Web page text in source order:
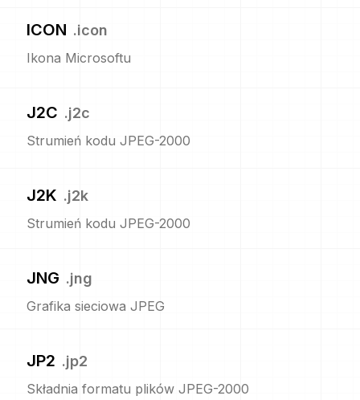
ICON .icon
Ikona Microsoftu
J2C .j2c
Strumień kodu JPEG-2000
J2K .j2k
Strumień kodu JPEG-2000
JNG .jng
Grafika sieciowa JPEG
JP2 .jp2
Składnia formatu plików JPEG-2000